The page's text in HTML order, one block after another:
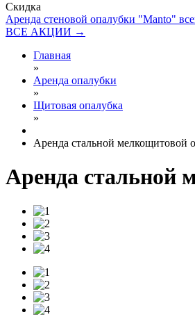
Скидка
Аренда стеновой опалубки "Manto"
ВСЕ АКЦИИ →
Главная
»
Аренда опалубки
»
Щитовая опалубка
»
Аренда стальной мелкощитовой
Аренда стальной